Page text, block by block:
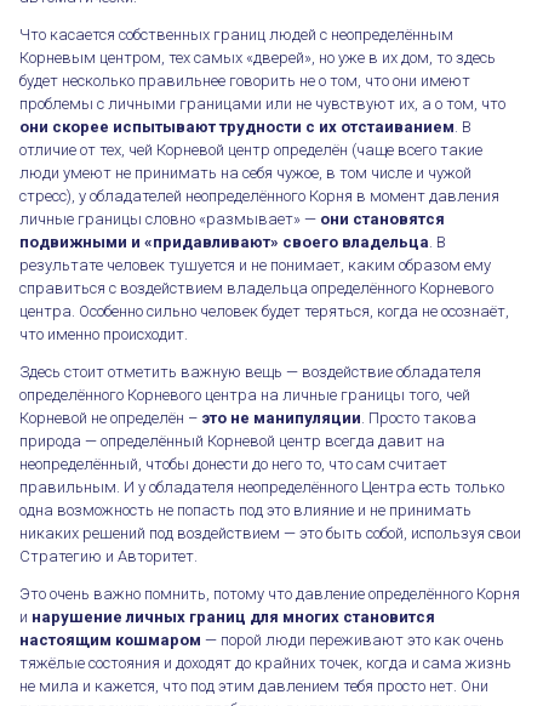
Что касается собственных границ людей с неопределённым
Корневым центром, тех самых «дверей», но уже в их дом, то здесь
будет несколько правильнее говорить не о том, что они имеют
проблемы с личными границами или не чувствуют их, а о том, что
они скорее испытывают трудности с их отстаиванием . В
отличие от тех, чей Корневой центр определён (чаще всего такие
люди умеют не принимать на себя чужое, в том числе и чужой
стресс), у обладателей неопределённого Корня в момент давления
личные границы словно «размывает» — они становятся
подвижными и «придавливают» своего владельца . В
результате человек тушуется и не понимает, каким образом ему
справиться с воздействием владельца определённого Корневого
центра. Особенно сильно человек будет теряться, когда не осознаёт,
что именно происходит.
Здесь стоит отметить важную вещь — воздействие обладателя
определённого Корневого центра на личные границы того, чей
Корневой не определён – это не манипуляции . Просто такова
природа — определённый Корневой центр всегда давит на
неопределённый, чтобы донести до него то, что сам считает
правильным. И у обладателя неопределённого Центра есть только
одна возможность не попасть под это влияние и не принимать
никаких решений под воздействием — это быть собой, используя свои
Стратегию и Авторитет.
Это очень важно помнить, потому что давление определённого Корня
и нарушение личных границ для многих становится
настоящим кошмаром — порой люди переживают это как очень
тяжёлые состояния и доходят до крайних точек, когда и сама жизнь
не мила и кажется, что под этим давлением тебя просто нет. Они